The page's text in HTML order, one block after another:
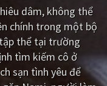
- Hình sự
- Tài liệu
dâm, không thể
chính trong một bộ
thể tại trường
tìm kiếm cô ở
sạn tình yêu để